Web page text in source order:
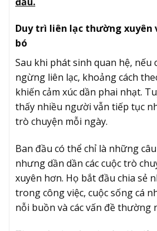
Duy trì liên lạc thường xuyên
bó
Sau khi phát sinh quan hệ, nếu
ngừng liên lạc, khoảng cách
khiến cảm xúc dần phai nhạt.
thấy nhiều người vẫn tiếp tục
trò chuyện mỗi ngày.
Ban đầu có thể chỉ là những
nhưng dần dần các cuộc trò
xuyên hơn. Họ bắt đầu chia sẻ
trong công việc, cuộc sống cá
nỗi buồn và các vấn đề thường